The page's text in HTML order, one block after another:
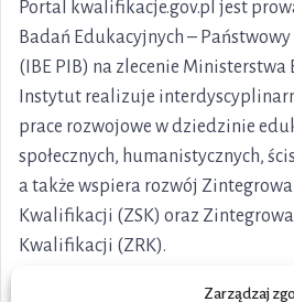
Zarządzaj
Portal kwalifikacje.gov.pl jest
Badań Edukacyjnych –
(IBE PIB) na zlecenie
Instytut realizuje
prace rozwojowe w dziedzinie
społecznych, humanistycznych,
a także wspiera rozwój
Kwalifikacji (ZSK) oraz
Kwalifikacji (ZRK).